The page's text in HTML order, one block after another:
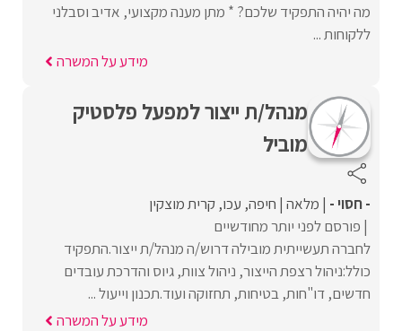
מה יהיה התפקיד שלכם? * מתן מענה מקצועי, אדיב וסבלני
ללקוחות ...
מידע על המשרה
מנהל/ת ייצור למפעל פלסטיק
מוביל
- חסוי - מלאה חיפה עכו קרית מוצקין
פורסם לפני יותר מחודשיים
לחברה תעשייתית מובילה דרוש/ה מנהל/ת ייצור.התפקיד
כולל:ניהול רצפת הייצור, ניהול צוות, גיוס והדרכת עובדים
חדשים, דו"חות, בטיחות, תחזוקה ועוד.תכנון וייעול ...
מידע על המשרה